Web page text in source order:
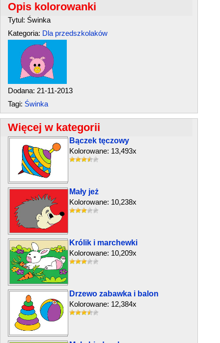
Opis kolorowanki
Tytul: Świnka
Kategoria: Dla przedszkolaków
Dodana: 21-11-2013
Tagi: Świnka
Więcej w kategorii
Bączek tęczowy
Kolorowane: 13,493x
Mały jeż
Kolorowane: 10,238x
Królik i marchewki
Kolorowane: 10,209x
Drzewo zabawka i balon
Kolorowane: 12,384x